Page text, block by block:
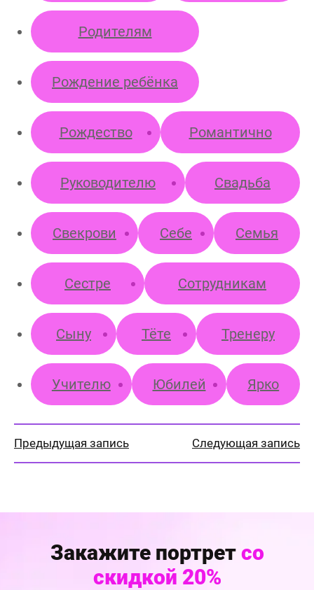
Родителям
Рождение ребёнка
Рождество Романтично
Руководителю Свадьба
Свекрови Себе Семья
Сестре Сотрудникам
Сыну Тёте Тренеру
Учителю Юбилей Ярко
Предыдущая запись Следующая запись
Закажите портрет со
скидкой 20%